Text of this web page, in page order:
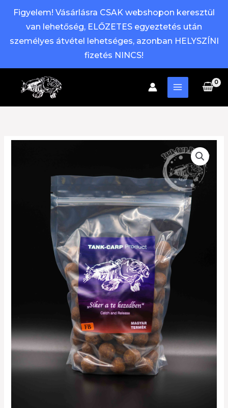
Figyelem! Vásárlásra CSAK webshopon keresztül
van lehetőség, ELŐZETES egyeztetés után
személyes átvétel lehetséges, azonban HELYSZÍNI
fizetés NINCS!